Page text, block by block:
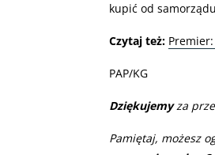
kupić od
Czytaj też:
PAP/KG
Dziękujemyza
Pamiętaj, możesz